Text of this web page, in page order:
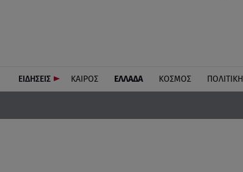
ΕΙΔΗΣΕΙΣ ΚΑΙΡΟΣ ΕΛΛΑΔΑ ΚΟΣΜΟΣ ΠΟΛΙΤΙΚΗ